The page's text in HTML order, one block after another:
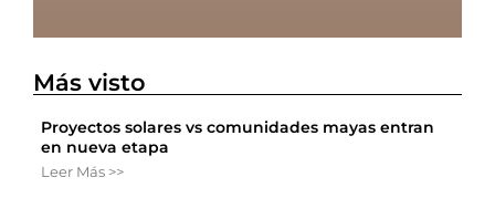
Más visto
Proyectos solares vs comunidades mayas entran
en nueva etapa
Leer Más >>